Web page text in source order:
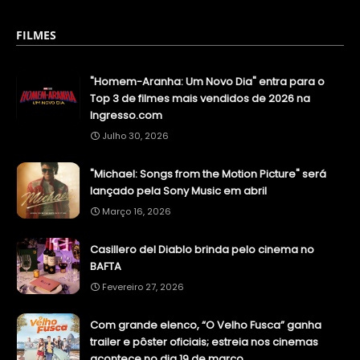
FILMES
"Homem-Aranha: Um Novo Dia" entra para o
Top 3 de filmes mais vendidos de 2026 na
Ingresso.com
Julho 30, 2026
"Michael: Songs from the Motion Picture" será
lançado pela Sony Music em abril
Março 16, 2026
Casillero del Diablo brinda pelo cinema no
BAFTA
Fevereiro 27, 2026
Com grande elenco, “O Velho Fusca” ganha
trailer e pôster oficiais; estreia nos cinemas